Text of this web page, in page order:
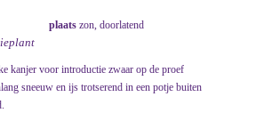
plaats zon, doorlatend
kanjer voor introductie zwaar op de proef
sneeuw en ijs trotserend in een potje buiten